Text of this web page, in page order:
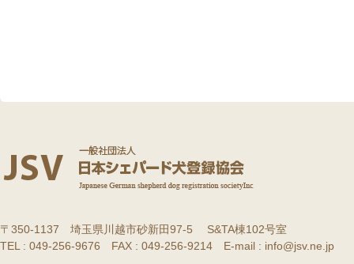
〒350-1137 埼玉県川越市砂新田97-5 S&TA棟102号室
TEL : 049-256-9676 FAX : 049-256-9214 E-mail : info@jsv.ne.jp